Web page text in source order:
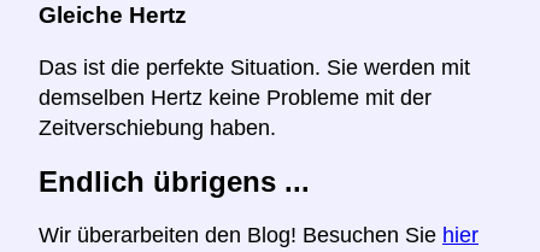
Gleiche Hertz
Das ist die perfekte Situation. Sie werden mit
demselben Hertz keine Probleme mit der
Zeitverschiebung haben.
Endlich übrigens ...
Wir überarbeiten den Blog! Besuchen Sie hier